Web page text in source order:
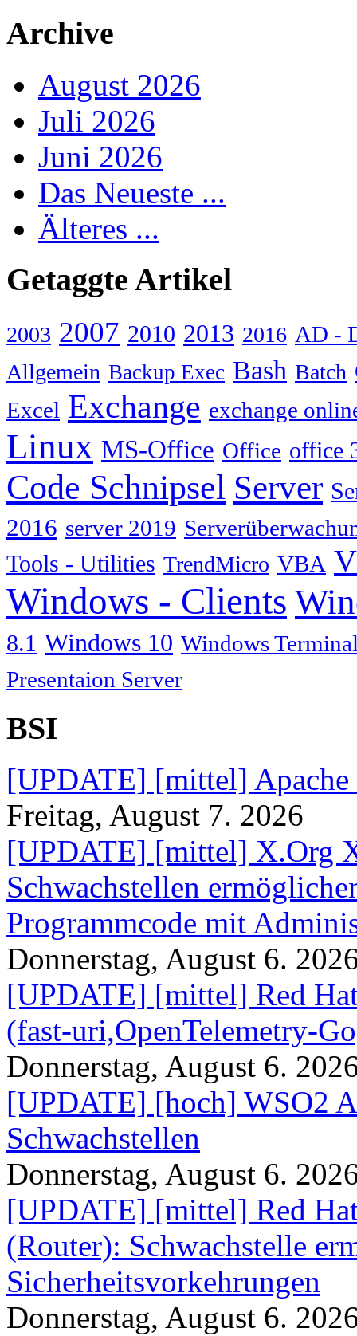
Archive
August 2026
Juli 2026
Juni 2026
Das Neueste ...
Älteres ...
Getaggte Artikel
2003 2007 2010 2013 2016 AD -
Allgemein Backup Exec Bash Batch
Excel Exchange exchange
Linux MS-Office Office office
Code Schnipsel Server
2016 server 2019
Tools - Utilities TrendMicro VBA
Windows - Clients
8.1 Windows 10 Windows
Presentaion Server
BSI
[UPDATE] [mittel] Apache
Freitag, August 7. 2026
[UPDATE] [mittel] X.Org
Schwachstellen
Programmcode mit
Donnerstag, August 6.
[UPDATE] [mittel] Red
(fast-uri,OpenTelemetry-
Donnerstag, August 6.
[UPDATE] [hoch] WSO2
Schwachstellen
Donnerstag, August 6.
[UPDATE] [mittel] Red
(Router): Schwachstelle
Sicherheitsvorkehrungen
Donnerstag, August 6.